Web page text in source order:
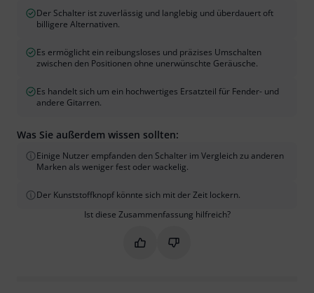
Der Schalter ist zuverlässig und langlebig und überdauert oft
billigere Alternativen.
Es ermöglicht ein reibungsloses und präzises Umschalten
zwischen den Positionen ohne unerwünschte Geräusche.
Es handelt sich um ein hochwertiges Ersatzteil für Fender- und
andere Gitarren.
Was Sie außerdem wissen sollten:
Einige Nutzer empfanden den Schalter im Vergleich zu anderen
Marken als weniger fest oder wackelig.
Der Kunststoffknopf könnte sich mit der Zeit lockern.
Ist diese Zusammenfassung hilfreich?
Markieren Sie diese
Markieren Sie diese